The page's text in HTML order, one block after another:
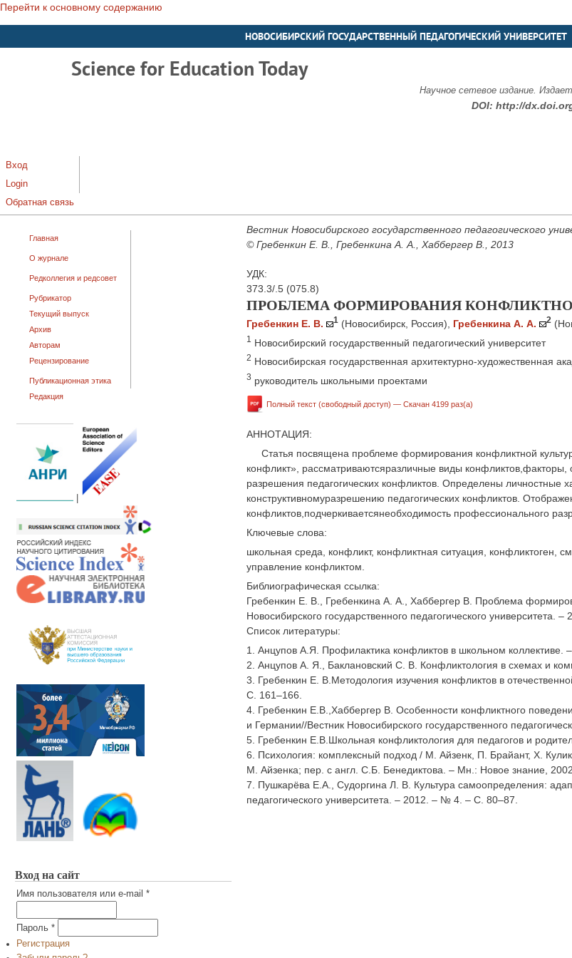
Перейти к основному содержанию
НОВОСИБИРСКИЙ ГОСУДАРСТВЕННЫЙ ПЕДАГОГИЧЕСКИЙ УНИВЕРСИТЕТ
Science for Education Today
Научное сетевое издание.
DOI: http://
Вход
Login
Обратная связь
Главная
О журнале
Редколлегия и редсовет
Рубрикатор
Текущий выпуск
Архив
Авторам
Рецензирование
Публикационная этика
Редакция
Вход на сайт
Имя пользователя или e-mail *
Пароль *
Регистрация
Вестник Новосибирского государственного педагогического
© Гребенкин Е. В., Гребенкина А. А., Хаббергер В., 2013
УДК:
373.3/.5 (075.8)
ПРОБЛЕМА ФОРМИРОВАНИЯ
Гребенкин Е. В. 1 (Новосибирск, Россия) Гребенкина А. А. 2
1 Новосибирский государственный педагогический университет
2 Новосибирская государственная архитектурно-художественная
3 руководитель школьными проектами
Полный текст (свободный доступ) — Скачан 4199 раз(а)
АННОТАЦИЯ:
Статья посвящена проблеме формирования конфликтной
конфликт», рассматриваютсяразличные виды
разрешения педагогических конфликтов. Определены личностные
конструктивномуразрешению педагогических конфликтов.
конфликтов,подчеркиваетсянеобходимость профессионального
Ключевые слова:
школьная среда, конфликт, конфликтная ситуация, конфликтоген,
управление конфликтом.
Библиографическая ссылка:
Гребенкин Е. В., Гребенкина А. А., Хаббергер В. Проблема
Новосибирского государственного педагогического университета.
Список литературы:
1. Анцупов А.Я. Профилактика конфликтов в школьном
2. Анцупов А. Я., Баклановский С. В. Конфликтология в схемах и
3. Гребенкин Е. В.Методология изучения конфликтов в
С. 161–166.
4. Гребенкин Е.В.,Хаббергер В. Особенности конфликтного
и Германии//Вестник Новосибирского государственного
5. Гребенкин Е.В.Школьная конфликтология для педагогов и
6. Психология: комплексный подход / М. Айзенк, П. Брайант, Х.
М. Айзенка; пер. с англ. С.Б. Бенедиктова. – Мн.: Новое знание,
7. Пушкарёва Е.А., Судоргина Л. В. Культура самоопределения:
педагогического университета. – 2012. – № 4. – С. 80–87.